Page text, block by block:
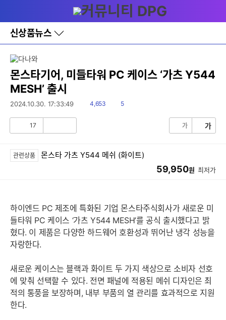
와
홈
신상품뉴스
바
로
레
이
어
창
토
몬스타기어, 미들타워 PC 케이스 ‘가츠 Y544
MESH’ 출시
2024.10.30. 17:33:49
읽
4,653
댓
5
17 가 가
관련상품 몬스타 가츠 Y544 메쉬 (화이트)
59,950원 최저가
하이엔드 PC 제조에 특화된 기업 몬스타주식회사가 새로운 미
들타워 PC 케이스 ‘가츠 Y544 MESH’를 공식 출시했다고 밝
혔다. 이 제품은 다양한 하드웨어 호환성과 뛰어난 냉각 성능을
자랑한다.
새로운 케이스는 블랙과 화이트 두 가지 색상으로 소비자 선호
에 맞춰 선택할 수 있다. 전면 패널에 적용된 메쉬 디자인은 최
적의 통풍을 보장하며, 내부 부품의 열 관리를 효과적으로 지원
한다.